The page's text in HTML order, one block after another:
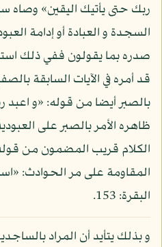
ربك حتى يأتيك اليقين» وصاه
السجدة و العبادة أو إدامة
صدره بما يقولون ففي ذلك
قد أمره في الآيات السابقة
بالصبر أيضا من قوله: «و اعبد
ظاهره الأمر بالصبر على
الكلام قريب المضمون من
المقاومة على مر الحوادث:
البقرة: 153.
و بذلك يتأيد أن المراد